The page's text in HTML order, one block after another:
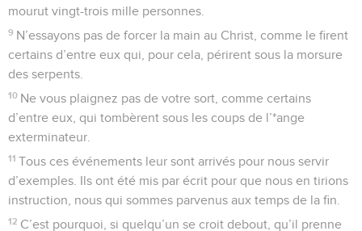
mourut vingt-trois mille personnes.
9 N’essayons pas de forcer la main au Christ, comme le firent
certains d’entre eux qui, pour cela, périrent sous la morsure
des serpents.
10 Ne vous plaignez pas de votre sort, comme certains
d’entre eux, qui tombèrent sous les coups de l’*ange
exterminateur.
11 Tous ces événements leur sont arrivés pour nous servir
d’exemples. Ils ont été mis par écrit pour que nous en tirions
instruction, nous qui sommes parvenus aux temps de la fin.
12 C’est pourquoi, si quelqu’un se croit debout, qu’il prenne